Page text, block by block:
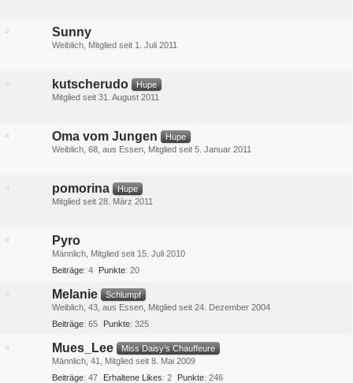
Sunny
Weiblich Mitglied seit 1. Juli 2011
kutscherudo
Hupe
Mitglied seit 31. August 2011
Oma vom Jungen
Hupe
Weiblich 68 aus Essen Mitglied seit 5. Januar 2011
pomorina
Hupe
Mitglied seit 28. März 2011
Pyro
Männlich Mitglied seit 15. Juli 2010
Beiträge 4 Punkte 20
Melanie
Schlumpf
Weiblich 43 aus Essen Mitglied seit 24. Dezember 2004
Beiträge 65 Punkte 325
Mues_Lee
Miss Daisy’s Chauffeure
Männlich 41
Mitglied seit 8. Mai 2009
Beiträge 47 Erhaltene Likes 2 Punkte 246